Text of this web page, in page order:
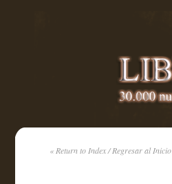
« Return to Index / Regresar al Inicio